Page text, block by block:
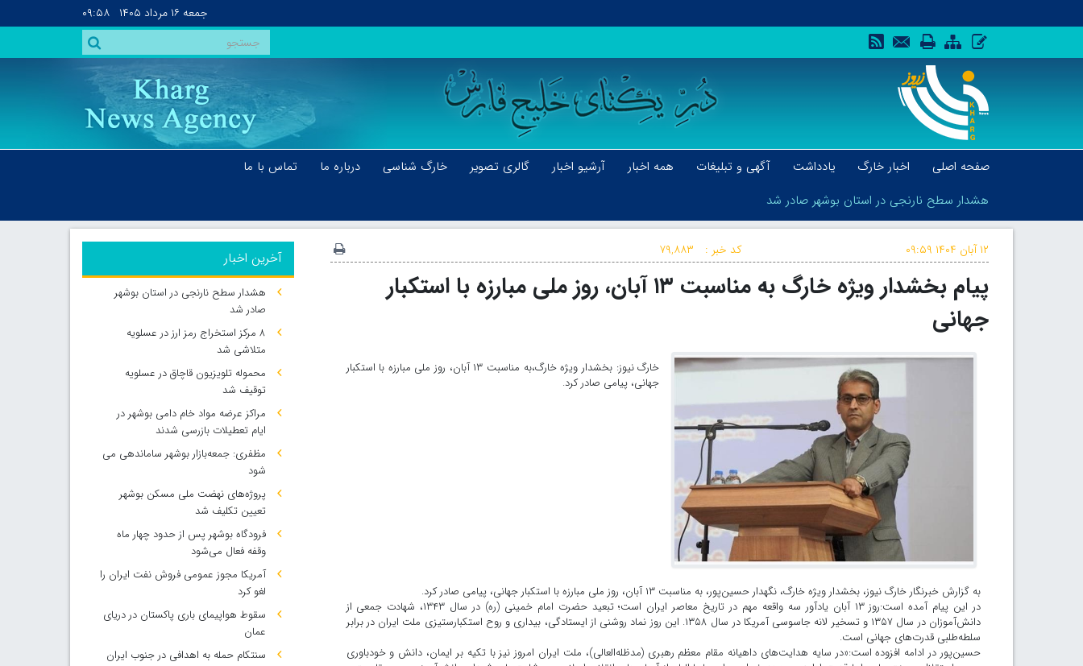
جمعه ۱۶ مرداد ۱۴۰۵ ۰۹:۵۸
صفحه اصلی اخبار خارگ یادداشت آگهی و تبلیغات همه اخبار آرشیو اخبار گالری تصویر خارگ شناسی درباره ما
تماس با ما
هشدار سطح نارنجی در استان بوشهر صادر شد
هشدار سطح نارنجی در استان بوشهر صادر شد
کد خبر : ۷۹,۸۸۳ ۱۲ آبان ۱۴۰۴ ۰۹:۵۹
پیام بخشدار ویژه خارگ به مناسبت ۱۳ آبان، روز ملی مبارزه با استکبار
جهانی
خارگ نیوز: بخشدار ویژه خارگ،به مناسبت ۱۳ آبان، روز ملی مبارزه با استکبار
جهانی، پیامی صادر کرد.
به گزارش خبرنگار خارگ نیوز، بخشدار ویژه خارگ، نگهدار حسین‌پور، به مناسبت ۱۳ آبان، روز ملی مبارزه با استکبار جهانی، پیامی صادر کرد.
در این پیام آمده است:روز ۱۳ آبان یادآور سه واقعه مهم در تاریخ معاصر ایران است؛ تبعید حضرت امام خمینی (ره) در سال ۱۳۴۳، شهادت جمعی از
دانش‌آموزان در سال ۱۳۵۷ و تسخیر لانه جاسوسی آمریکا در سال ۱۳۵۸. این روز نماد روشنی از ایستادگی، بیداری و روح استکبارستیزی ملت ایران در برابر
سلطه‌طلبی قدرت‌های جهانی است.
حسین‌پور در ادامه افزوده است:«در سایه هدایت‌های داهیانه مقام معظم رهبری (مدظله‌العالی)، ملت ایران امروز نیز با تکیه بر ایمان، دانش و خودباوری
آخرین اخبار
هشدار سطح نارنجی در استان بوشهر
صادر شد
۸ مرکز استخراج رمز ارز در عسلویه
متلاشی شد
محموله تلویزیون قاچاق در عسلویه
توقیف شد
مراکز عرضه مواد خام دامی بوشهر در
ایام تعطیلات بازرسی شدند
مظفری: جمعه‌بازار بوشهر ساماندهی می‌
شود
پروژه‌های نهضت ملی مسکن بوشهر
تعیین تکلیف شد
فرودگاه بوشهر پس از حدود چهار ماه
وقفه فعال می‌شود
آمریکا مجوز عمومی فروش نفت ایران را
لغو کرد
سقوط هواپیمای باری پاکستان در دریای
عمان
سنتکام حمله به اهدافی در جنوب ایران